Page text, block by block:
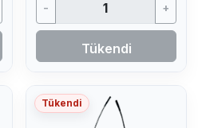
- +
Tükendi
Tükendi